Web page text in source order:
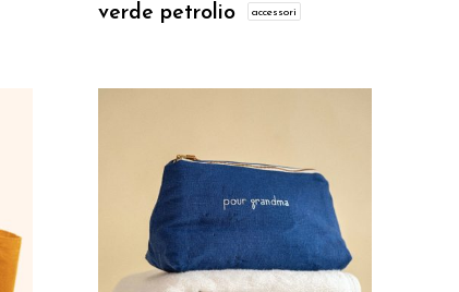
verde petrolio
accessori